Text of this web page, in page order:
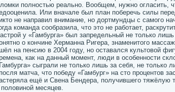
полностью реально. Вообщем, нужно огласить,
Или вначале был план поберечь силы
не направил внимание, но дортмундцы с самого
команда сообразила, что это не работает,
у «Гамбурга» был запредельный не только
о кончине Херманна Ригера, знаменитого
на пенсию в 2004 году, но оставался культовой
как на данный момент, люди в особенности
сыграли не только лишь за себя, не только
матча, что победу «Гамбург» на сто процентов
ещё и Свена Бендера, получившего тяжёлую
месяцев.